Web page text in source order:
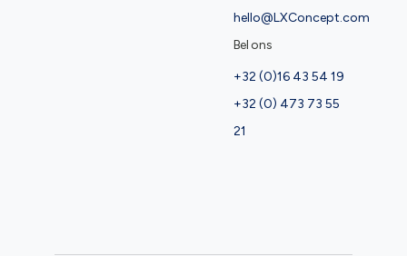
hello@LXConcept.com
Bel ons
+32 (0)16 43 54 19
+32 (0) 473 73 55
21